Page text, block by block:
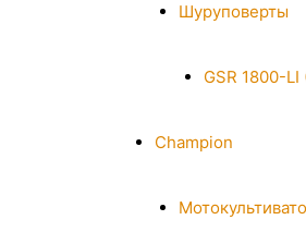
Шуруповерты
GSR 1800-
Champion